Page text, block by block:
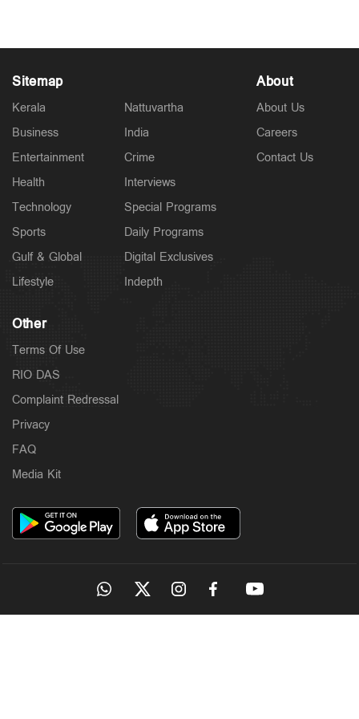
Sitemap
Kerala
Business
Entertainment
Health
Technology
Sports
Gulf & Global
Lifestyle
Nattuvartha
India
Crime
Interviews
Special Programs
Daily Programs
Digital Exclusives
Indepth
About
About Us
Careers
Contact Us
Other
Terms Of Use
RIO DAS
Complaint Redressal
Privacy
FAQ
Media Kit